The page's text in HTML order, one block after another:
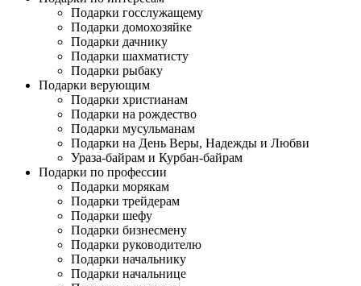
Подарки госслужащему
Подарки домохозяйке
Подарки дачнику
Подарки шахматисту
Подарки рыбаку
Подарки верующим
Подарки христианам
Подарки на рождество
Подарки мусульманам
Подарки на День Веры, Надежды и Любви
Ураза-байрам и Курбан-байрам
Подарки по профессии
Подарки морякам
Подарки трейдерам
Подарки шефу
Подарки бизнесмену
Подарки руководителю
Подарки начальнику
Подарки начальнице